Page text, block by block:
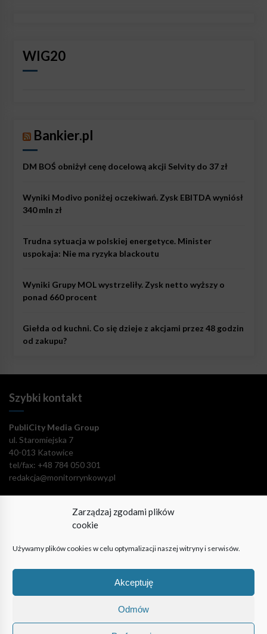
Zarządzaj zgodami plików
cookie
Używamy plików cookies w celu optymalizacji naszej witryny i serwisów.
Akceptuję
Odmów
WIG20
Bankier.pl
DM BOŚ obniżył cenę docelową akcji Selvity do 37 zł
Wyniki Modivo poniżej oczekiwań. Zysk EBITDA wyniósł
340 mln zł
Trudna sytuacja w polskiej energetyce. Minister
uspokaja: Nie ma ryzyka blackoutu
Wyniki Grupy MOL wystrzeliły. Zysk netto wyższy o
ponad 660 procent
Giełda od kuchni. Co się dzieje z akcjami przez 48 godzin
od zakupu?
Szybki kontakt
PubliCity Media Group
ul. Staromiejska 7
40-013 Katowice
tel/fax: +48 784 050 301
redakcja@monitorrynkowy.pl